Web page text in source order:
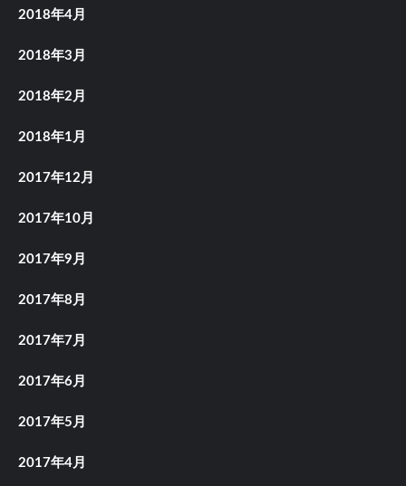
2018年4月
2018年3月
2018年2月
2018年1月
2017年12月
2017年10月
2017年9月
2017年8月
2017年7月
2017年6月
2017年5月
2017年4月